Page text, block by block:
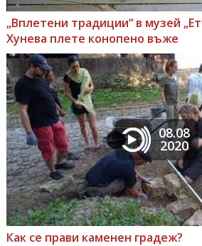
„Вплетени традиции“ в музей
Хунева плете конопено въже
08.08
2020
Как се прави каменен градеж?